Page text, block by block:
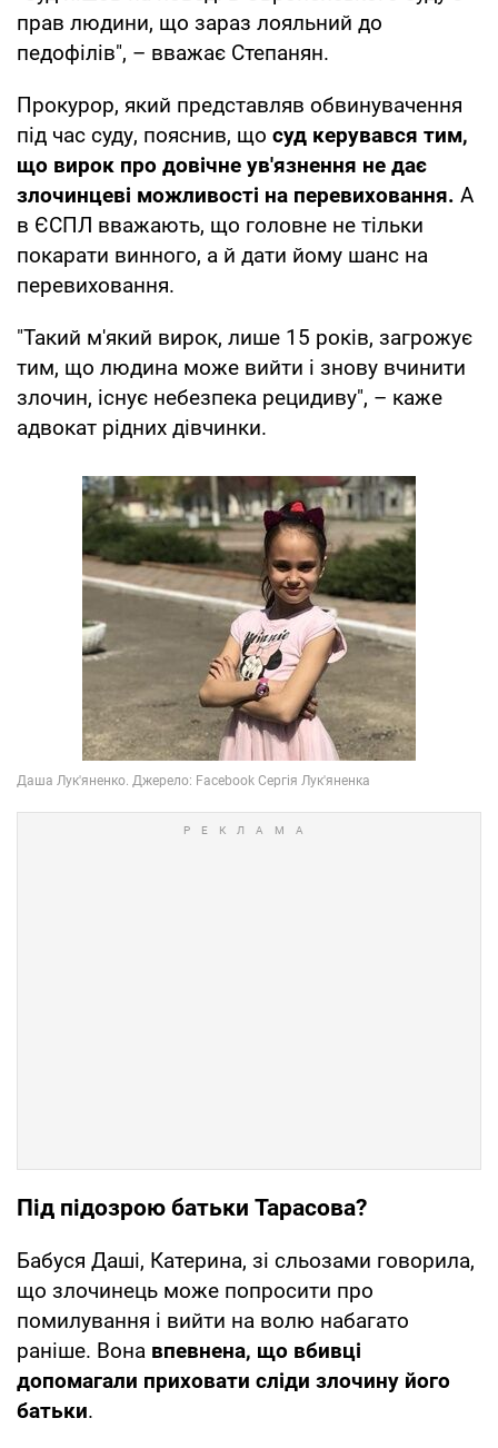
прав людини, що зараз лояльний до
педофілів", – вважає Степанян.
Прокурор, який представляв обвинувачення
під час суду, пояснив, що суд керувався тим,
що вирок про довічне ув'язнення не дає
злочинцеві можливості на перевиховання. А
в ЄСПЛ вважають, що головне не тільки
покарати винного, а й дати йому шанс на
перевиховання.
"Такий м'який вирок, лише 15 років, загрожує
тим, що людина може вийти і знову вчинити
злочин, існує небезпека рецидиву", – каже
адвокат рідних дівчинки.
Під підозрою батьки Тарасова?
Бабуся Даші, Катерина, зі сльозами говорила,
що злочинець може попросити про
помилування і вийти на волю набагато
раніше. Вона впевнена, що вбивці
допомагали приховати сліди злочину його
батьки.